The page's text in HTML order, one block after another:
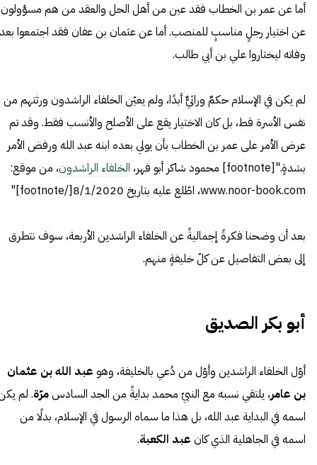
أما عن عمر بن الخطاب فقد عين من أهل الحل والعقد من هم مسؤولون
عن اختيار رجلٍ مناسبٍ للمنصب. أما عن عثمان بن عفان فقد اجتمعوا بعد
وفاته ليختاروا علي بن أبي طالب.
لم يكن في الإسلام حكمٌ وراثيٌّ أبدًا، ولم يعيّن الخلفاء الراشدون ورثتهم من
نفس الأسرة قط، بل كان الاختيار يقع على الأصلح والأنسب فقط. وقد تم
عرض الأمر على عمر بن الخطاب بأن يولي بعده ابنه عبد الله ورفض الأمر
بشدةٍ."[footnote] محمود شاكر أبو فهر،
الخلفاء الراشدون، من موقع:
www.noor-book.com، اطّلع عليه بتاريخ 8/1/2020[/footnote]"
بعد أن وضحنا فكرةً إجماليةً عن الخلفاء الراشدين الأربعة، سوف نتطرق
إلى بعض التفاصيل عن كلّ خليفةٍ منهم.
أبو بكر الصديق
أوّل الخلفاء الراشدين وأوّل من دُعي بالخليفة، وهو عبد الله بن عثمان
بن عامر، يلتقي نسبه مع النبيّ محمد بدايةً من الجد السادسمرّة. لم
اسمه في البداية عبد الله، بل هذا ما سماه الرسول في الإسلام، بدلًا من
اسمه في الجاهلية الذي كان عبد الكعبة.